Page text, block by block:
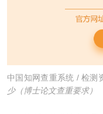
中国知网查重系统 /检测
少（博士论文查重要求）